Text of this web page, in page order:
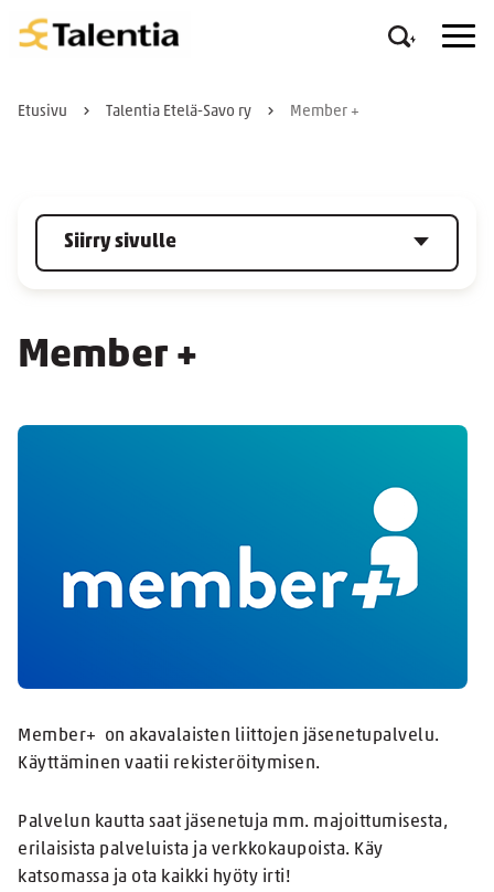
Etusivu Talentia Etelä-Savo ry Member +
Siirry sivulle
Member +
Member+ on akavalaisten liittojen jäsenetupalvelu.
Käyttäminen vaatii rekisteröitymisen.
Palvelun kautta saat jäsenetuja mm. majoittumisesta,
erilaisista palveluista ja verkkokaupoista. Käy
katsomassa ja ota kaikki hyöty irti!